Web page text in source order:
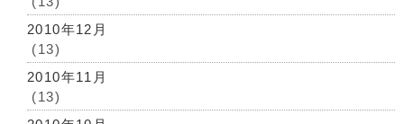
2010年12月
(13)
2010年11月
(13)